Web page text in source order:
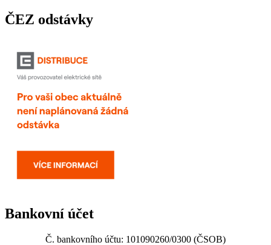
ČEZ odstávky
Bankovní účet
Č. bankovního účtu: 101090260/0300 (ČSOB)